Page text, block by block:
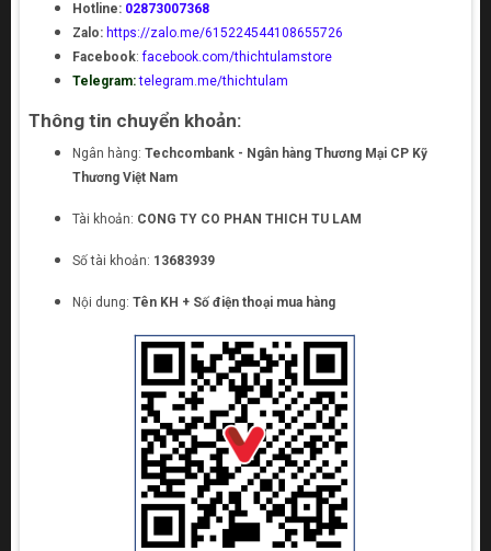
Hotline: 02873007368
Zalo: https://zalo.me/615224544108655726
Facebook:facebook.com/thichtulamstore
Telegram: telegram.me/thichtulam
Thông tin chuyển khoản:
Ngân hàng: Techcombank - Ngân hàng Thương Mại CP Kỹ
Thương Việt Nam
Tài khoản: CONG TY CO PHAN THICH TU LAM
Số tài khoản: 13683939
Nội dung: Tên KH + Số điện thoại mua hàng